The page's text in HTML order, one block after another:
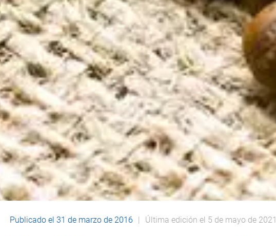
Publicado el 31 de marzo de 2016 Última edición el 5 de mayo de 2021